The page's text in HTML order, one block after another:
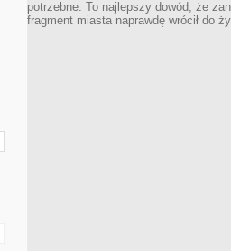
potrzebne. To najlepszy dowód, że
fragment miasta naprawdę wrócił do